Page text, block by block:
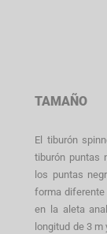
TAMAÑO
El tiburón
tiburón puntas
los puntas
forma
en la aleta
longitud de 3